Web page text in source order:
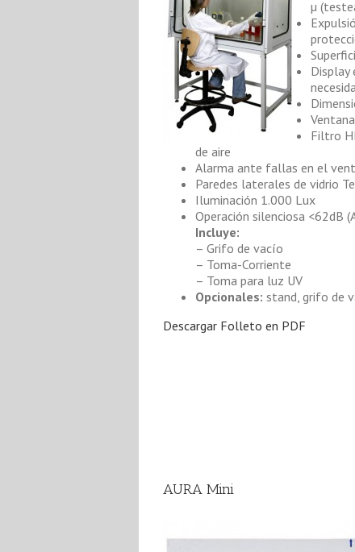
µ
Display
Filtro
de aire
Alarma ante fallas en el
Paredes laterales de vidrio
Iluminación 1.000 Lux
Operación silenciosa <62dB
Incluye:
– Grifo de vacío
– Toma-Corriente
– Toma para luz UV
Opcionales: stand, grifo de
Descargar Folleto en PDF
AURA Mini